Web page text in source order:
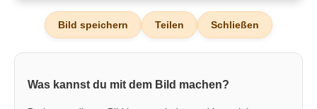
Bild speichern Teilen Schließen
Was kannst du mit dem Bild machen?